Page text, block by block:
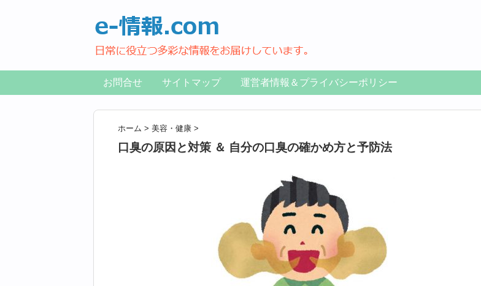
お問合せ サイトマップ 運営者情報＆プライバシーポリシー
ホーム > 美容・健康 >
口臭の原因と対策 ＆ 自分の口臭の確かめ方と予防法